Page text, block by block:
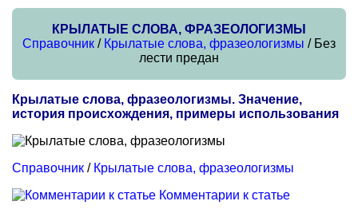
КРЫЛАТЫЕ СЛОВА, ФРАЗЕОЛОГИЗМЫ
Справочник / Крылатые слова, фразеологизмы / Без
лести предан
Крылатые слова, фразеологизмы. Значение,
история происхождения, примеры использования
Справочник / Крылатые слова, фразеологизмы
Комментарии к статье